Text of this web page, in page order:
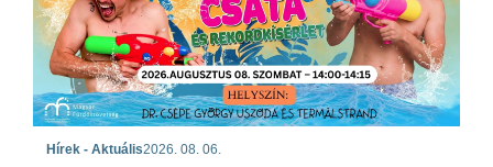
Hírek - Aktuális2026. 08. 06.